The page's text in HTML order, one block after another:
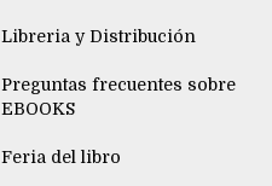
Libreria y Distribución
Preguntas frecuentes sobre
EBOOKS
Feria del libro